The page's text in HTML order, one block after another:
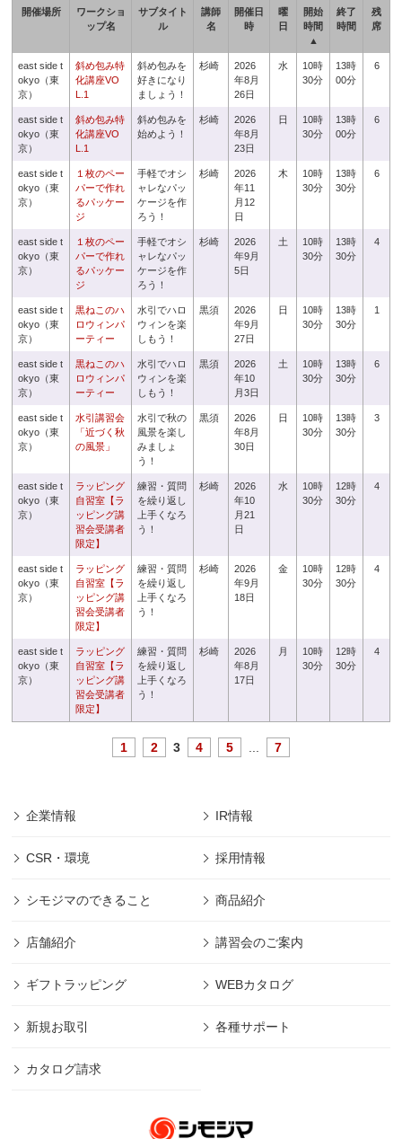
開催場所
ワークショ
ップ名
サブタイト
ル
講師
名
開催日
時
曜
日
開始
時間
▲
終了
時間
残
席
east side t
okyo（東
京）
斜め包み特
化講座VO
L.1
斜め包みを
好きになり
ましょう！
杉崎
2026
年8月
26日
水
10時
30分
13時
00分
6
east side t
okyo（東
京）
斜め包み特
化講座VO
L.1
斜め包みを
始めよう！
杉崎
2026
年8月
23日
日
10時
30分
13時
00分
6
east side t
okyo（東
京）
１枚のペー
パーで作れ
るパッケー
ジ
手軽でオシ
ャレなパッ
ケージを作
ろう！
杉崎
2026
年11
月12
日
木
10時
30分
13時
30分
6
east side t
okyo（東
京）
１枚のペー
パーで作れ
るパッケー
ジ
手軽でオシ
ャレなパッ
ケージを作
ろう！
杉崎
2026
年9月
5日
土
10時
30分
13時
30分
4
east side t
okyo（東
京）
黒ねこのハ
ロウィンパ
ーティー
水引でハロ
ウィンを楽
しもう！
黒須
2026
年9月
27日
日
10時
30分
13時
30分
1
east side t
okyo（東
京）
黒ねこのハ
ロウィンパ
ーティー
水引でハロ
ウィンを楽
しもう！
黒須
2026
年10
月3日
土
10時
30分
13時
30分
6
east side t
okyo（東
京）
水引講習会
「近づく秋
の風景」
水引で秋の
風景を楽し
みましょ
う！
黒須
2026
年8月
30日
日
10時
30分
13時
30分
3
east side t
okyo（東
京）
ラッピング
自習室【ラ
ッピング講
習会受講者
限定】
練習・質問
を繰り返し
上手くなろ
う！
杉崎
2026
年10
月21
日
水
10時
30分
12時
30分
4
east side t
okyo（東
京）
ラッピング
自習室【ラ
ッピング講
習会受講者
限定】
練習・質問
を繰り返し
上手くなろ
う！
杉崎
2026
年9月
18日
金
10時
30分
12時
30分
4
east side t
okyo（東
京）
ラッピング
自習室【ラ
ッピング講
習会受講者
限定】
練習・質問
を繰り返し
上手くなろ
う！
杉崎
2026
年8月
17日
月
10時
30分
12時
30分
4
1 2 3 4 5 7
企業情報 IR情報
CSR・環境 採用情報
シモジマのできること 商品紹介
店舗紹介 講習会のご案内
ギフトラッピング WEBカタログ
新規お取引 各種サポート
カタログ請求